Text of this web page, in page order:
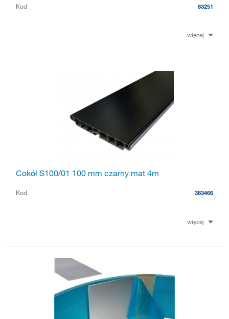
Kod 83251
więcej
Cokół S100/01 100 mm czarny mat 4m
Kod 383466
więcej